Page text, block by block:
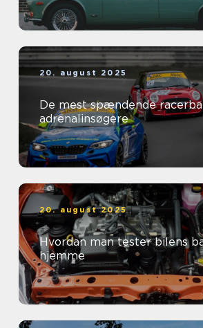
20. august 2025
De mest spændende
adrenalinsøgere
20. august 2025
Hvordan man tester bilens
hjemme